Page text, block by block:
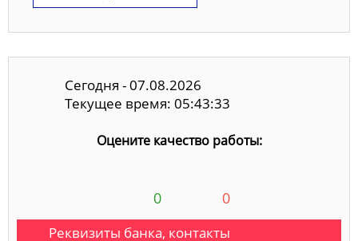
Сегодня - 07.08.2026
Текущее время: 05:43:34
Оцените качество работы:
0 0
Реквизиты банка, контакты